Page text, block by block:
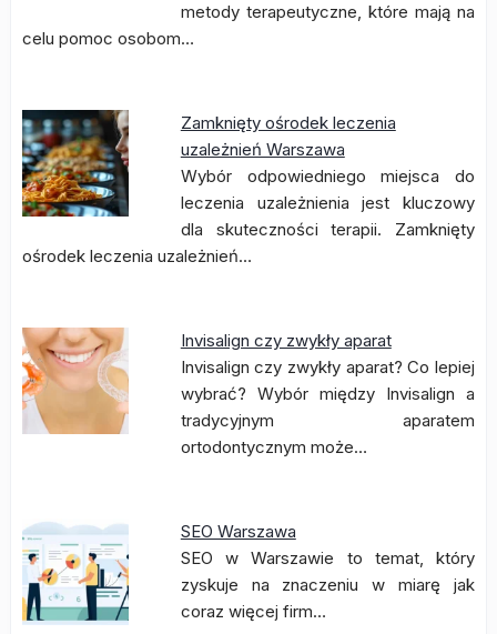
metody terapeutyczne, które mają na
celu pomoc osobom…
Zamknięty ośrodek leczenia
uzależnień Warszawa
Wybór odpowiedniego miejsca do
leczenia uzależnienia jest kluczowy
dla skuteczności terapii. Zamknięty
ośrodek leczenia uzależnień…
Invisalign czy zwykły aparat
Invisalign czy zwykły aparat? Co lepiej
wybrać? Wybór między Invisalign a
tradycyjnym aparatem
ortodontycznym może…
SEO Warszawa
SEO w Warszawie to temat, który
zyskuje na znaczeniu w miarę jak
coraz więcej firm…